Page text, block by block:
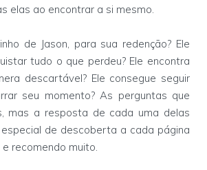
elas ao encontrar a si mesmo.
de Jason, para sua redenção? Ele
tudo o que perdeu? Ele encontra
descartável? Ele consegue seguir
seu momento? As perguntas que
mas a resposta de cada uma delas
de descoberta a cada página
recomendo muito.